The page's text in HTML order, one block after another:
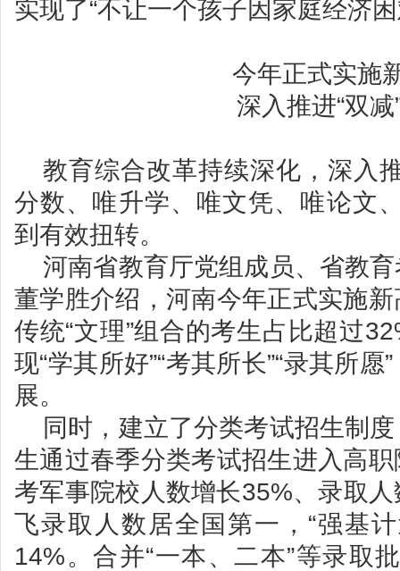
实现了“不让一个孩子因家庭经济
今年正式实施
深入推进“双减
教育综合改革持续深化，深入
分数、唯升学、唯文凭、唯论文
到有效扭转。
河南省教育厅党组成员、省教
董学胜介绍，河南今年正式实施
传统“文理”组合的考生占比超过
现“学其所好”“考其所长”“录其所
展。
同时，建立了分类考试招生制
生通过春季分类考试招生进入高
考军事院校人数增长35%、录取
飞录取人数居全国第一，“强基
14%。合并“一本、二本”等录取